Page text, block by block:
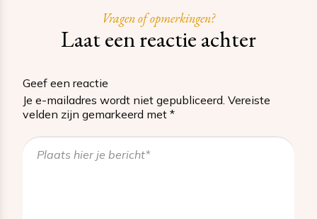
Vragen of opmerkingen?
Laat een reactie achter
Geef een reactie
Je e-mailadres wordt niet gepubliceerd. Vereiste
velden zijn gemarkeerd met *